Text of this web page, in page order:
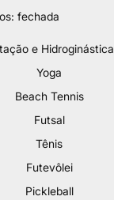
fechada
e Hidroginástica
Yoga
Beach Tennis
Futsal
Tênis
Futevôlei
Pickleball